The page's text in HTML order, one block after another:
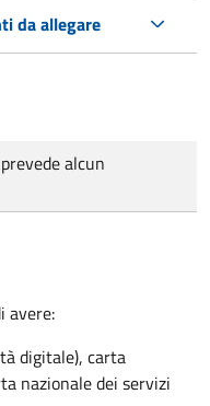
da allegare
alcun
avere:
digitale), carta
nazionale dei servizi